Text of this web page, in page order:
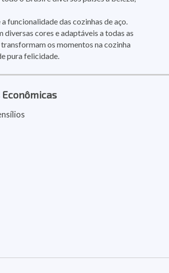
funcionalidade das cozinhas de aço.
diversas cores e adaptáveis a todas as
transformam os momentos na cozinha
pura felicidade.